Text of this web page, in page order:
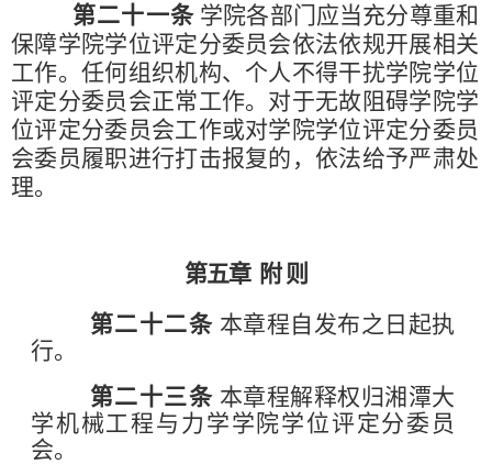
第二十一条 学院各部门应当充分尊重和
保障学院学位评定分委员会依法依规开展相关
工作。任何组织机构、个人不得干扰学院学位
评定分委员会正常工作。对于无故阻碍学院学
位评定分委员会工作或对学院学位评定分委员
会委员履职进行打击报复的，依法给予严肃处
理。
第五章 附 则
第二十二条 本章程自发布之日起执
行。
第二十三条 本章程解释权归湘潭大
学机械工程与力学学院学位评定分委员
会。